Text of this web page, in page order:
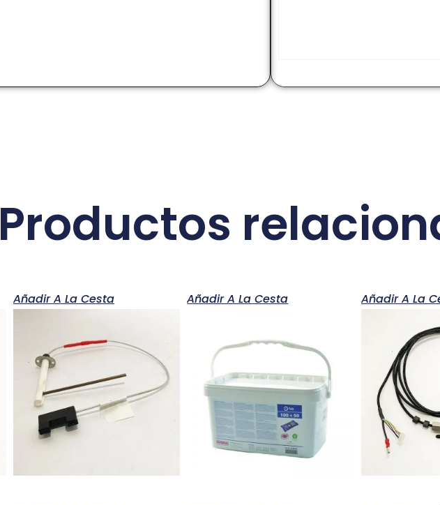
Productos
Añadir A La Cesta Añadir A La Cesta Añadir A La